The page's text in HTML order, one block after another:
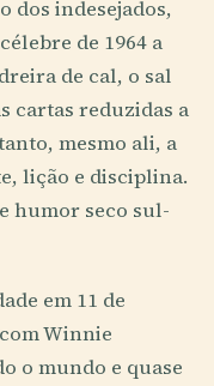
dos indesejados,
de 1964 a
de cal, o sal
cartas reduzidas a
mesmo ali, a
lição e disciplina.
humor seco sul-
em 11 de
Winnie
o mundo e quase